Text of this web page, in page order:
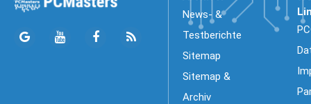
News- &
Testberichte
Sitemap
Sitemap &
Archiv